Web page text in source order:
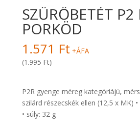
SZŰRŐBETÉT P2
PORKÖD
1.571 Ft +ÁFA
(1.995 Ft)
P2R gyenge méreg kategóriájú,
szilárd részecskék ellen (12,5 x MK)
• súly: 32 g